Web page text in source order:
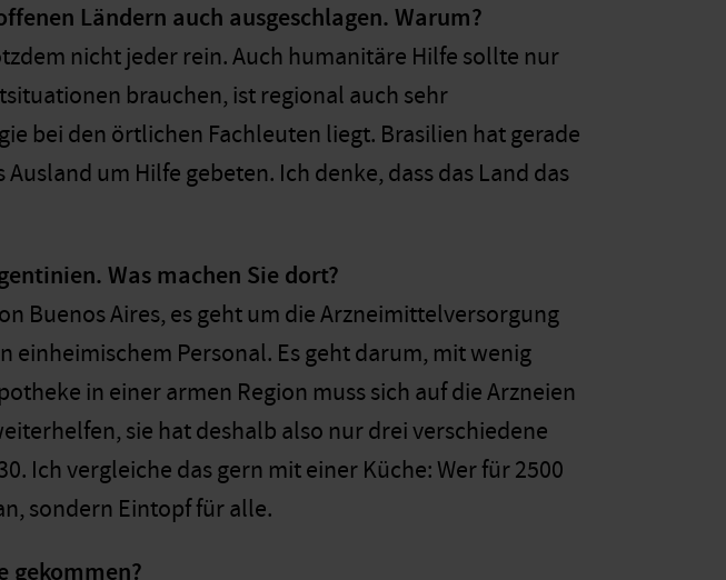
Ländern auch ausgeschlagen. Warum?
nicht jeder rein. Auch humanitäre Hilfe sollte nur
brauchen, ist regional auch sehr
bei den örtlichen Fachleuten liegt. Brasilien hat gerade
um Hilfe gebeten. Ich denke, dass das Land das
Was machen Sie dort?
Buenos Aires, es geht um die Arzneimittelversorgung
einheimischem Personal. Es geht darum, mit wenig
in einer armen Region muss sich auf die Arzneien
sie hat deshalb also nur drei verschiedene
Ich vergleiche das gern mit einer Küche: Wer für 2500
sondern Eintopf für alle.
gekommen?